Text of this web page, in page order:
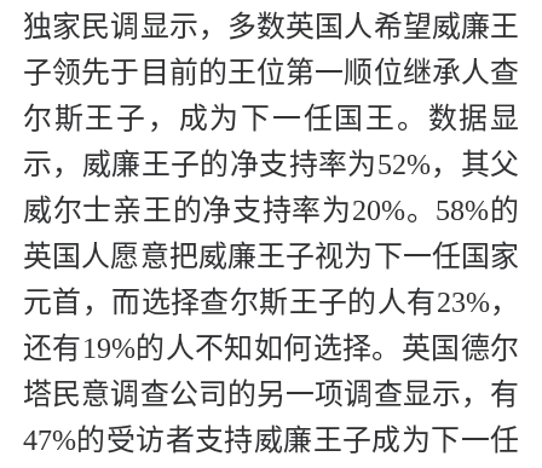
独家民调显示，多数英国人希望威廉王
子领先于目前的王位第一顺位继承人查
尔斯王子，成为下一任国王。数据显
示，威廉王子的净支持率为52%，其父
威尔士亲王的净支持率为20%。58%的
英国人愿意把威廉王子视为下一任国家
元首，而选择查尔斯王子的人有23%，
还有19%的人不知如何选择。英国德尔
塔民意调查公司的另一项调查显示，有
47%的受访者支持威廉王子成为下一任